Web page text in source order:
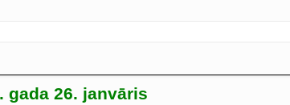
gada 26. janvāris